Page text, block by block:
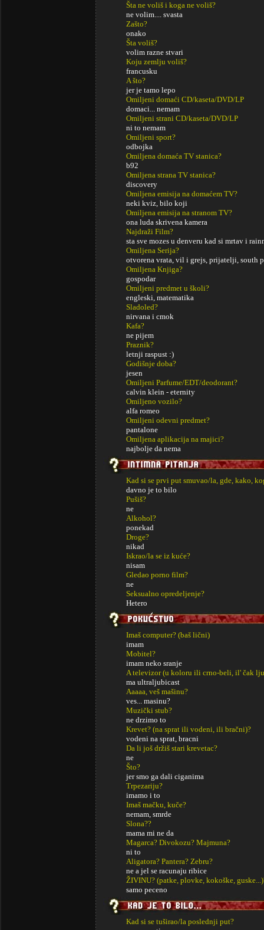
Šta ne voliš i koga ne voliš?
ne volim.... svasta
Zašto?
onako
Šta voliš?
volim razne stvari
Koju zemlju voliš?
francusku
A što?
jer je tamo lepo
Omiljeni domaći CD/kaseta/DVD/LP
domaci... nemam
Omiljeni strani CD/kaseta/DVD/LP
ni to nemam
Omiljeni sport?
odbojka
Omiljena domaća TV stanica?
b92
Omiljena strana TV stanica?
discovery
Omiljena emisija na domaćem TV?
neki kviz, bilo koji
Omiljena emisija na stranom TV?
ona luda skrivena kamera
Najdraži Film?
sta sve mozes u denveru kad si mrtav i
Omiljena Serija?
otvorena vrata, vil i grejs, prijatelji, south
Omiljena Knjiga?
gospodar
Omiljeni predmet u školi?
engleski, matematika
Sladoled?
nirvana i cmok
Kafa?
ne pijem
Praznik?
letnji raspust :)
Godišnje doba?
jesen
Omiljeni Parfume/EDT/deodorant?
calvin klein - eternity
Omiljeno vozilo?
alfa romeo
Omiljeni odevni predmet?
pantalone
Omiljena aplikacija na majici?
najbolje da nema
Kad si se prvi put smuvao/la, gde, kako,
davno je to bilo
Pušiš?
ne
Alkohol?
ponekad
Droge?
nikad
Iskrao/la se iz kuće?
nisam
Gledao porno film?
ne
Seksualno opredeljenje?
Hetero
Imaš computer? (baš lični)
imam
Mobitel?
imam neko sranje
A televizor (u koloru ili crno-beli, il' čak
ma ultraljubicast
Aaaaa, veš mašinu?
ves... masinu?
Muzički stub?
ne drzimo to
Krevet? (na sprat ili vodeni, ili bračni)?
vodeni na sprat, bracni
Da li još držiš stari krevetac?
ne
Što?
jer smo ga dali ciganima
Trpezariju?
imamo i to
Imaš mačku, kuče?
nemam, smrde
Slona??
mama mi ne da
Magarca? Divokozu? Majmuna?
ni to
Aligatora? Pantera? Zebru?
ne a jel se racunaju ribice
ŽIVINU? (patke, plovke, kokoške,
samo peceno
Kad si se tuširao/la poslednji put?